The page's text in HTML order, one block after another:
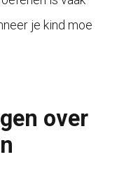
je kind moe
over